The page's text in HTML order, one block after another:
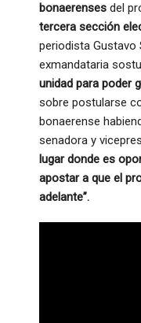
bonaerenses del
tercera sección
periodista Gustavo
exmandataria
unidad para poder
sobre postularse
bonaerense
senadora y
lugar donde es
apostar a que el
adelante”.